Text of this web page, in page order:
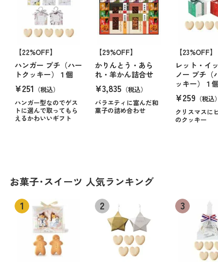
【22%OFF】
ハンガー プチ（ハー
トクッキー）１個
¥251 （税込）
ハンガー型なのでゲス
トに選んで取ってもら
えるかわいいギフト
【29%OFF】
かりんとう・あら
れ・羊かん詰合せ
¥3,835 （税込）
バラエティに富んだ和
菓子の詰め合わせ
【23%OFF】
レット・イ
ノー プチ（
ッキー）１
¥259 （税込
クリスマスに
のクッキー
お菓子･スイーツ 人気ランキング